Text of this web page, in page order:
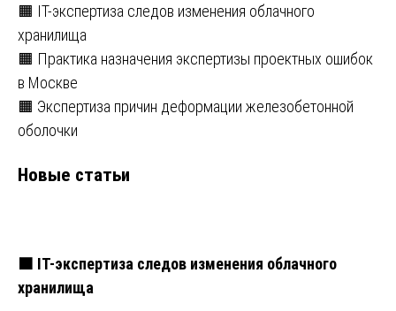
🟧 IT-экспертиза следов изменения облачного
хранилища
🟧 Практика назначения экспертизы проектных ошибок
в Москве
🟧 Экспертиза причин деформации железобетонной
оболочки
Новые статьи
🟧 IT-экспертиза следов изменения облачного
хранилища